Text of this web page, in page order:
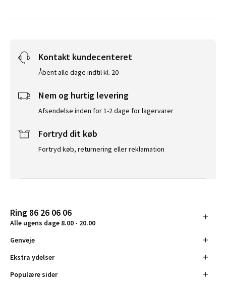
Kontakt kundecenteret
Åbent alle dage indtil kl. 20
Nem og hurtig levering
Afsendelse inden for 1-2 dage for lagervarer
Fortryd dit køb
Fortryd køb, returnering eller reklamation
Ring 86 26 06 06
Alle ugens dage 8.00 - 20.00
Genveje
Ekstra ydelser
Populære sider